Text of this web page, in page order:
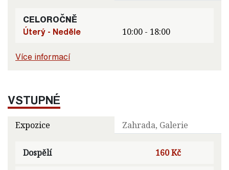
CELOROČNĚ
Úterý - Neděle
10:00 - 18:00
Více informací
VSTUPNÉ
Expozice Zahrada, Galerie
Dospělí 160 Kč